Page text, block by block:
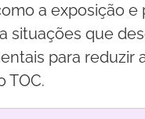
a exposição
situações que
para reduzir
TOC.